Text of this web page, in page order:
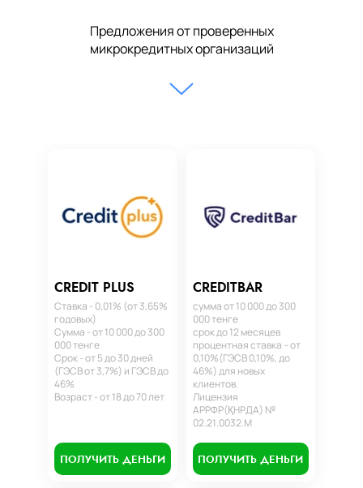
Предложения от проверенных
микрокредитных организаций
CREDIT PLUS
Ставка - 0,01% (от 3,65%
годовых)
Сумма - от 10 000 до 300
000 тенге
Срок - от 5 до 30 дней
(ГЭСВ от 3,7%) и ГЭСВ до
46%
Возраст - от 18 до 70 лет
ПОЛУЧИТЬ ДЕНЬГИ
CREDITBAR
сумма от 10 000 до 300
000 тенге
срок до 12 месяцев
процентная ставка – от
0,10%(ГЭСВ 0,10%, до
46%) для новых
клиентов.
Лицензия
АРРФР(ҚНРДА) №
02.21.0032.М
ПОЛУЧИТЬ ДЕНЬГИ